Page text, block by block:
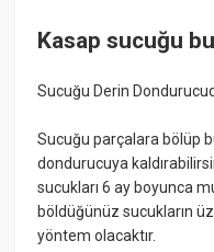
Kasap sucuğu
Sucuğu Derin
Sucuğu parçalara bölüp
dondurucuya
sucukları 6 ay boyunca
böldüğünüz sucukların
yöntem olacaktır.